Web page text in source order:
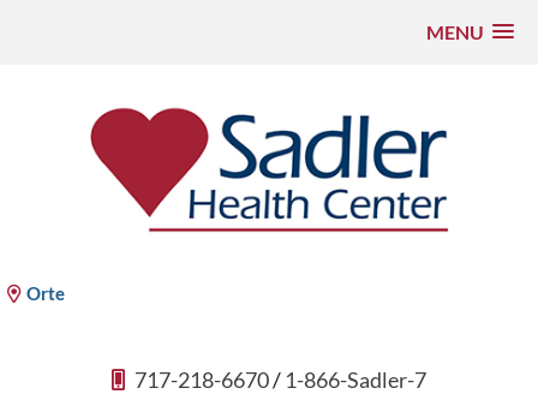
MENU
Orte
717-218-6670/ 1-866-Sadler-7